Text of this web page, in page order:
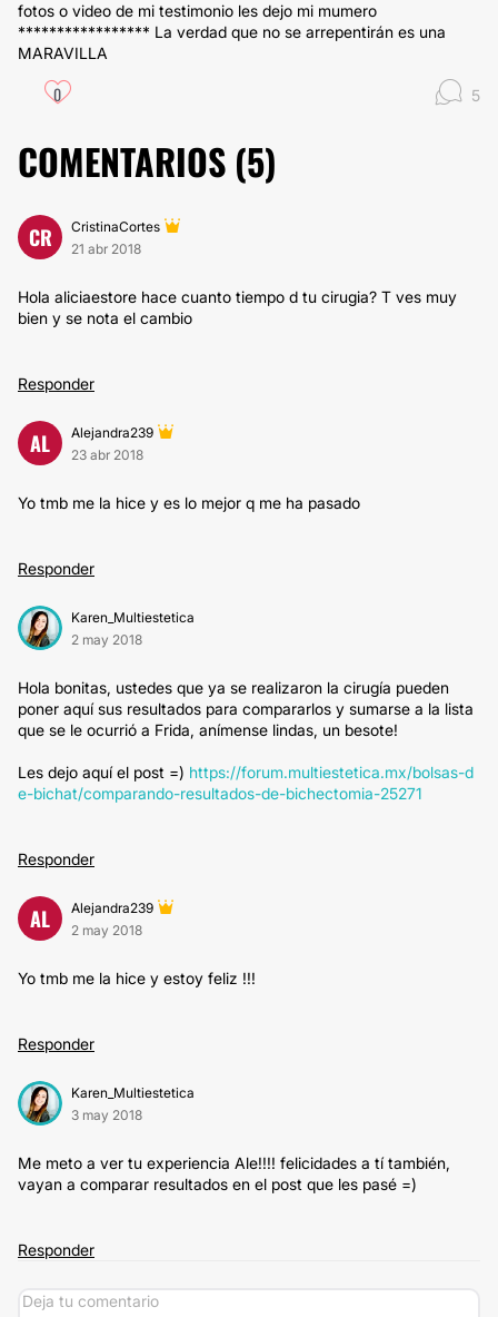
fotos o video de mi testimonio les dejo mi mumero
***************** La verdad que no se arrepentirán es una
MARAVILLA
0 5
COMENTARIOS (5)
CR
CristinaCortes
21 abr 2018
Hola aliciaestore hace cuanto tiempo d tu cirugia? T ves muy
bien y se nota el cambio
Responder
AL
Alejandra239
23 abr 2018
Yo tmb me la hice y es lo mejor q me ha pasado
Responder
Karen_Multiestetica
2 may 2018
Hola bonitas, ustedes que ya se realizaron la cirugía pueden
poner aquí sus resultados para compararlos y sumarse a la lista
que se le ocurrió a Frida, anímense lindas, un besote!
Les dejo aquí el post =) https://forum.multiestetica.mx/bolsas-d
e-bichat/comparando-resultados-de-bichectomia-25271
Responder
AL
Alejandra239
2 may 2018
Yo tmb me la hice y estoy feliz !!!
Responder
Karen_Multiestetica
3 may 2018
Me meto a ver tu experiencia Ale!!!! felicidades a tí también,
vayan a comparar resultados en el post que les pasé =)
Responder